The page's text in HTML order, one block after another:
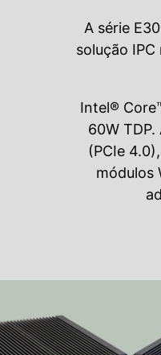
A série
solução
Intel®
60W
(PCIe
módulos